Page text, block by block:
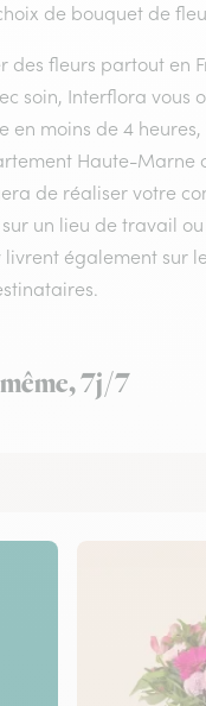
de bouquet de
fleurs partout en
soin, Interflora vous
moins de 4 heures,
Haute-Marne
de réaliser votre
un lieu de travail
également sur
7j/7